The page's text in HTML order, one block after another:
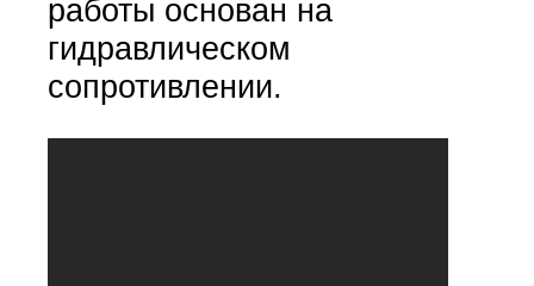
работы основан на
гидравлическом
сопротивлении.